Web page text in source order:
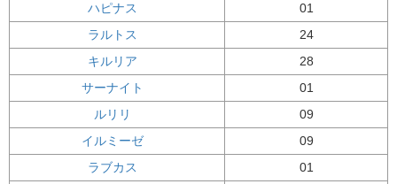
ハピナス
01
ラルトス
24
キルリア
28
サーナイト
01
ルリリ
09
イルミーゼ
09
ラブカス
01